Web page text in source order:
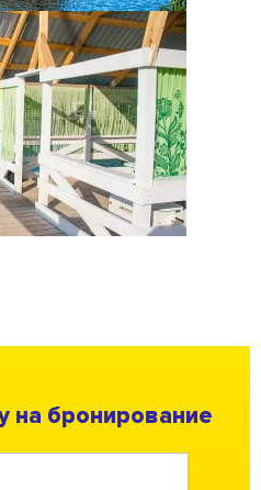
на бронирование